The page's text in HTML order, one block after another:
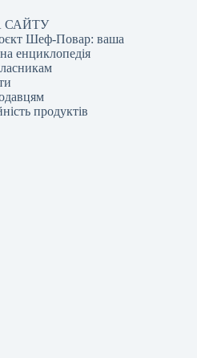
САЙТУ
Шеф-Повар: ваша
енциклопедія
продуктів